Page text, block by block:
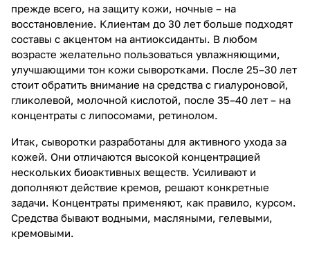
прежде всего, на защиту кожи, ночные – на
восстановление. Клиентам до 30 лет больше подходят
составы с акцентом на антиоксиданты. В любом
возрасте желательно пользоваться увлажняющими,
улучшающими тон кожи сыворотками. После 25–30 лет
стоит обратить внимание на средства с гиалуроновой,
гликолевой, молочной кислотой, после 35–40 лет – на
концентраты с липосомами, ретинолом.
Итак, сыворотки разработаны для активного ухода за
кожей. Они отличаются высокой концентрацией
нескольких биоактивных веществ. Усиливают и
дополняют действие кремов, решают конкретные
задачи. Концентраты применяют, как правило, курсом.
Средства бывают водными, масляными, гелевыми,
кремовыми.